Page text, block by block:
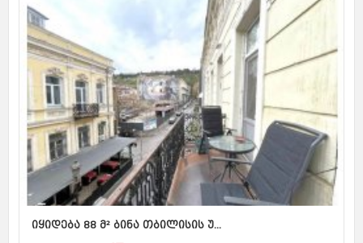
იყიდება 88 მ² ბინა თბილისის უ...